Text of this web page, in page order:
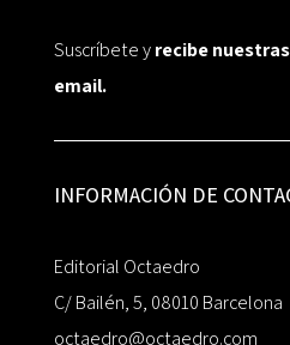
Suscríbete yrecibe
email.
INFORMACIÓN DE
Editorial Octaedro
C/ Bailén, 5, 08010 Barcelona
octaedro@octaedro.com